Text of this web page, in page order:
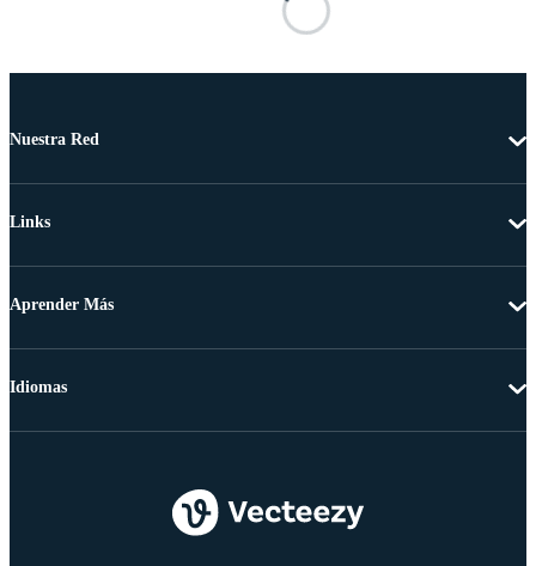
Nuestra Red
Links
Aprender Más
Idiomas